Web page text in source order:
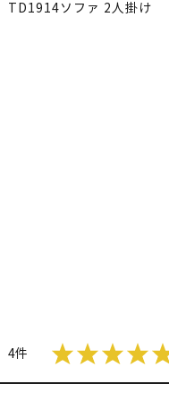
TD1914ソファ 2人掛け
4件